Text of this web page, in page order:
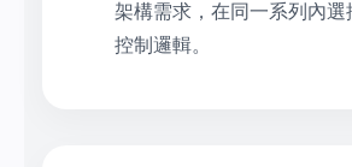
架構需求，在同一系列內選
控制邏輯。